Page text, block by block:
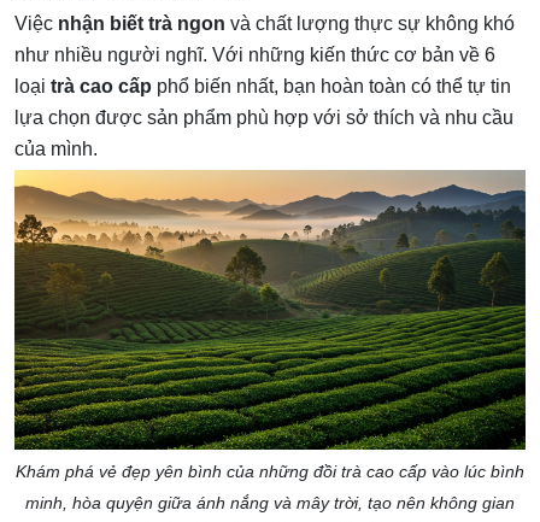
Việc nhận biết trà ngon và chất lượng thực sự không khó
như nhiều người nghĩ. Với những kiến thức cơ bản về 6
loại trà cao cấp phổ biến nhất, bạn hoàn toàn có thể tự tin
lựa chọn được sản phẩm phù hợp với sở thích và nhu cầu
của mình.
Khám phá vẻ đẹp yên bình của những đồi trà cao cấp vào lúc bình
minh, hòa quyện giữa ánh nắng và mây trời, tạo nên không gian